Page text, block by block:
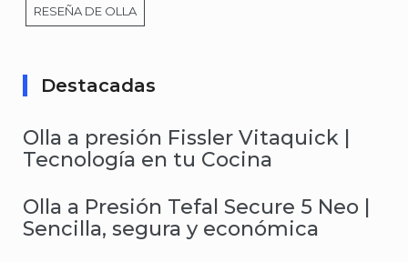
RESEÑA DE OLLA
Destacadas
Olla a presión Fissler Vitaquick |
Tecnología en tu Cocina
Olla a Presión Tefal Secure 5 Neo |
Sencilla, segura y económica